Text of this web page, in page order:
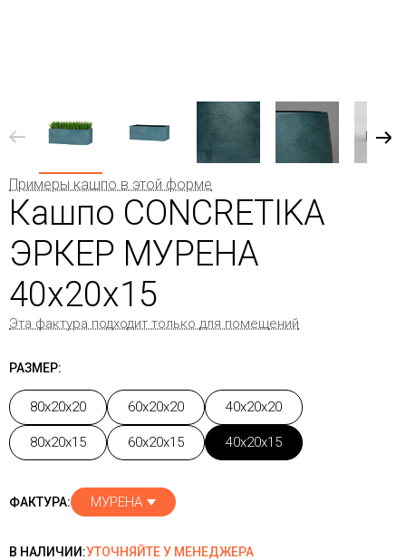
Примеры кашпо в этой форме
Кашпо CONCRETIKA
ЭРКЕР МУРЕНА
40x20x15
Эта фактура подходит только для помещений
РАЗМЕР:
80x20x20 60x20x20 40x20x20
80x20x15 60x20x15 40x20x15
ФАКТУРА: МУРЕНА
В НАЛИЧИИ:УТОЧНЯЙТЕ У МЕНЕДЖЕРА